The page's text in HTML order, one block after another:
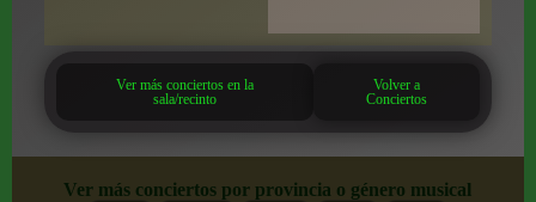
Ver más conciertos en la
sala/recinto
Volver a
Conciertos
Ver más conciertos por provincia o género musical